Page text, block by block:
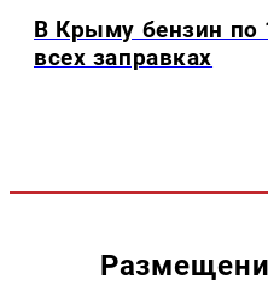
В Крыму бензин по
всех заправках